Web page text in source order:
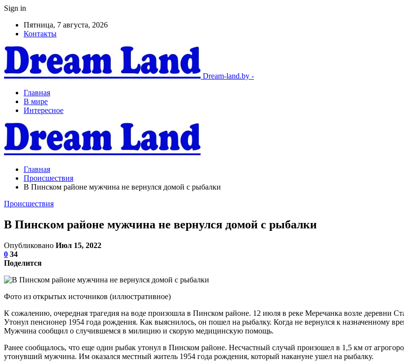
Sign in
Пятница, 7 августа, 2026
Контакты
Dream-land.by -
Главная
В мире
Интересное
Главная
Происшествия
В Пинском районе мужчина не вернулся домой с рыбалки
Происшествия
В Пинском районе мужчина не вернулся домой с рыбалки
Опубликовано Июл 15, 2022
0 34
Поделится
Фото из открытых источников (иллюстративное)
К сожалению, очередная трагедия на воде произошла в Пинском районе. 12 июля в реке Меречанка возле деревни
Утонул пенсионер 1954 года рождения. Как выяснилось, он пошел на рыбалку. Когда не вернулся к назначенному
Мужчина сообщил о случившемся в милицию и скорую медицинскую помощь.
Ранее сообщалось, что еще один рыбак утонул в Пинском районе. Несчастный случай произошел в 1,5 км от
утонувший мужчина. Им оказался местный житель 1954 года рождения, который накануне ушел на рыбалку.